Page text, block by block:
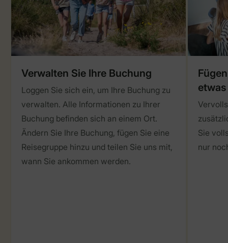
Verwalten Sie Ihre Buchung
Loggen Sie sich ein, um Ihre Buchung zu
verwalten. Alle Informationen zu Ihrer
Buchung befinden sich an einem Ort.
Ändern Sie Ihre Buchung, fügen Sie eine
Reisegruppe hinzu und teilen Sie uns mit,
wann Sie ankommen werden.
Sie
nur